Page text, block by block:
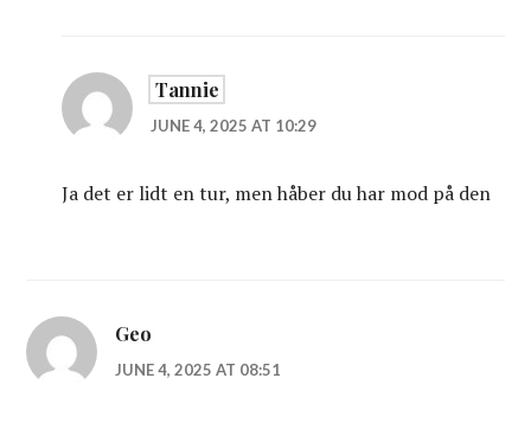
Tannie
JUNE 4, 2025 AT 10:29
Ja det er lidt en tur, men håber du har mod på den
Geo
JUNE 4, 2025 AT 08:51